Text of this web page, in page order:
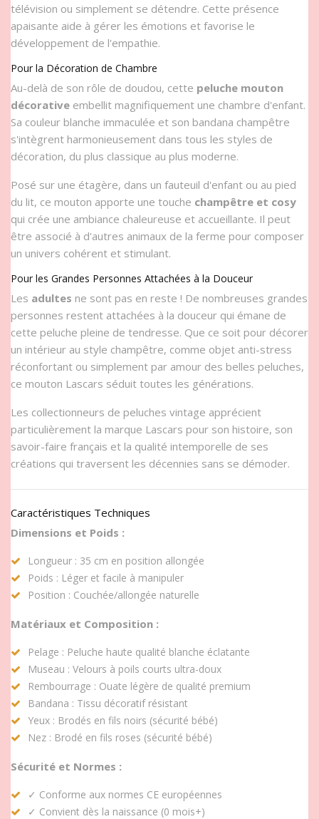
télévision ou simplement se détendre. Cette présence
apaisante aide à gérer les émotions et favorise le
développement de l'empathie.
Pour la Décoration de Chambre
Au-delà de son rôle de doudou, cette peluche mouton
décorative embellit magnifiquement une chambre d'enfant.
Sa couleur blanche immaculée et son bandana champêtre
s'intègrent harmonieusement dans tous les styles de
décoration, du plus classique au plus moderne.
Posé sur une étagère, dans un fauteuil d'enfant ou au pied
du lit, ce mouton apporte une touche champêtre et cosy
qui crée une ambiance chaleureuse et accueillante. Il peut
être associé à d'autres animaux de la ferme pour composer
un univers cohérent et stimulant.
Pour les Grandes Personnes Attachées à la Douceur
Les adultes ne sont pas en reste ! De nombreuses grandes
personnes restent attachées à la douceur qui émane de
cette peluche pleine de tendresse. Que ce soit pour décorer
un intérieur au style champêtre, comme objet anti-stress
réconfortant ou simplement par amour des belles peluches,
ce mouton Lascars séduit toutes les générations.
Les collectionneurs de peluches vintage apprécient
particulièrement la marque Lascars pour son histoire, son
savoir-faire français et la qualité intemporelle de ses
créations qui traversent les décennies sans se démoder.
Caractéristiques Techniques
Dimensions et Poids :
Longueur : 35 cm en position allongée
Poids : Léger et facile à manipuler
Position : Couchée/allongée naturelle
Matériaux et Composition :
Pelage : Peluche haute qualité blanche éclatante
Museau : Velours à poils courts ultra-doux
Rembourrage : Ouate légère de qualité premium
Bandana : Tissu décoratif résistant
Yeux : Brodés en fils noirs (sécurité bébé)
Nez : Brodé en fils roses (sécurité bébé)
Sécurité et Normes :
✓ Conforme aux normes CE européennes
✓ Convient dès la naissance (0 mois+)